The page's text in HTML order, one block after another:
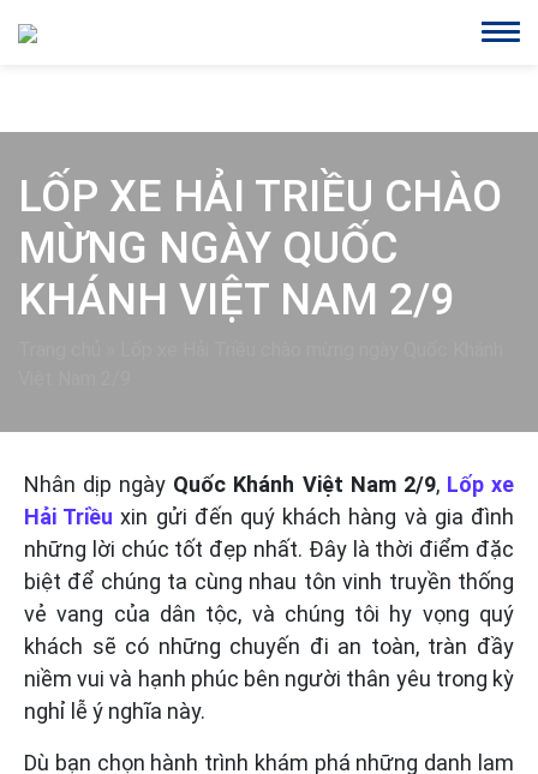
LỐP XE HẢI TRIỀU CHÀO
MỪNG NGÀY QUỐC
KHÁNH VIỆT NAM 2/9
Nhân dịp ngày Quốc Khánh Việt Nam 2/9, Lốp xe
Hải Triều xin gửi đến quý khách hàng và gia đình
những lời chúc tốt đẹp nhất. Đây là thời điểm đặc
biệt để chúng ta cùng nhau tôn vinh truyền thống
vẻ vang của dân tộc, và chúng tôi hy vọng quý
khách sẽ có những chuyến đi an toàn, tràn đầy
niềm vui và hạnh phúc bên người thân yêu trong kỳ
nghỉ lễ ý nghĩa này.
Dù bạn chọn hành trình khám phá những danh lam